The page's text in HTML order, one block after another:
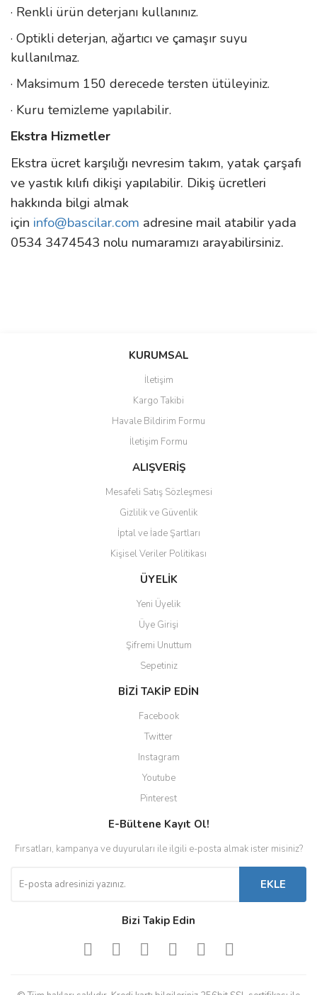
· Renkli ürün deterjanı kullanınız.
· Optikli deterjan, ağartıcı ve çamaşır suyu
kullanılmaz.
· Maksimum 150 derecede tersten ütüleyiniz.
· Kuru temizleme yapılabilir.
Ekstra Hizmetler
Ekstra ücret karşılığı nevresim takım, yatak çarşafı
ve yastık kılıfı dikişi yapılabilir. Dikiş ücretleri
hakkında bilgi almak
için info@bascilar.com adresine mail atabilir yada
0534 3474543 nolu numaramızı arayabilirsiniz.
Bu ürüne ilk yorumu siz yapın!
Ürün resmi kalitesiz, bozuk veya görüntülenemiyor.
Ürün açıklamasında eksik bilgiler bulunuyor.
Ürün bilgilerinde hatalar bulunuyor.
Ürün fiyatı diğer sitelerden daha pahalı.
Gönder
KURUMSAL
İletişim
Kargo Takibi
Havale Bildirim Formu
İletişim Formu
ALIŞVERİŞ
Mesafeli Satış Sözleşmesi
Gizlilik ve Güvenlik
İptal ve İade Şartları
Kişisel Veriler Politikası
ÜYELİK
Yeni Üyelik
Üye Girişi
Şifremi Unuttum
Sepetiniz
BİZİ TAKİP EDİN
Facebook
Twitter
Instagram
Youtube
Pinterest
E-Bültene Kayıt Ol!
Fırsatları, kampanya ve duyuruları ile ilgili e-posta almak ister misiniz?
EKLE
Bizi Takip Edin